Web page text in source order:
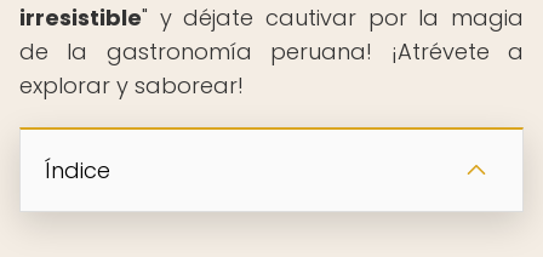
irresistible" y déjate cautivar por la magia
de la gastronomía peruana! ¡Atrévete a
explorar y saborear!
Índice